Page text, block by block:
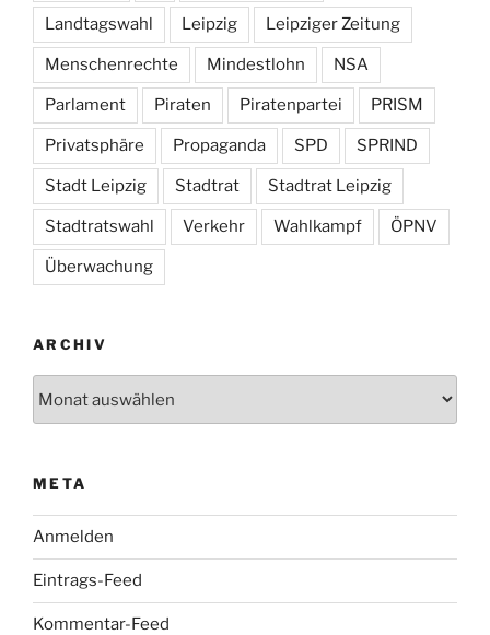
Landtagswahl Leipzig Leipziger Zeitung
Menschenrechte Mindestlohn NSA
Parlament Piraten Piratenpartei PRISM
Privatsphäre Propaganda SPD SPRIND
Stadt Leipzig Stadtrat Stadtrat Leipzig
Stadtratswahl Verkehr Wahlkampf ÖPNV
Überwachung
ARCHIV
META
Anmelden
Eintrags-Feed
Kommentar-Feed